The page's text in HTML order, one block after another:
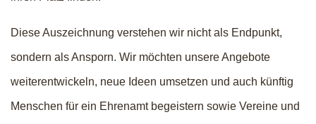
Diese Auszeichnung verstehen wir nicht als Endpunkt,
sondern als Ansporn. Wir möchten unsere Angebote
weiterentwickeln, neue Ideen umsetzen und auch künftig
Menschen für ein Ehrenamt begeistern sowie Vereine und